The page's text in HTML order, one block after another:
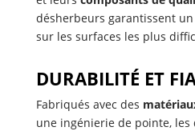
désherbeurs garantissent
sur les surfaces les plus
DURABILITÉ ET
Fabriqués avec des
une ingénierie de pointe, les